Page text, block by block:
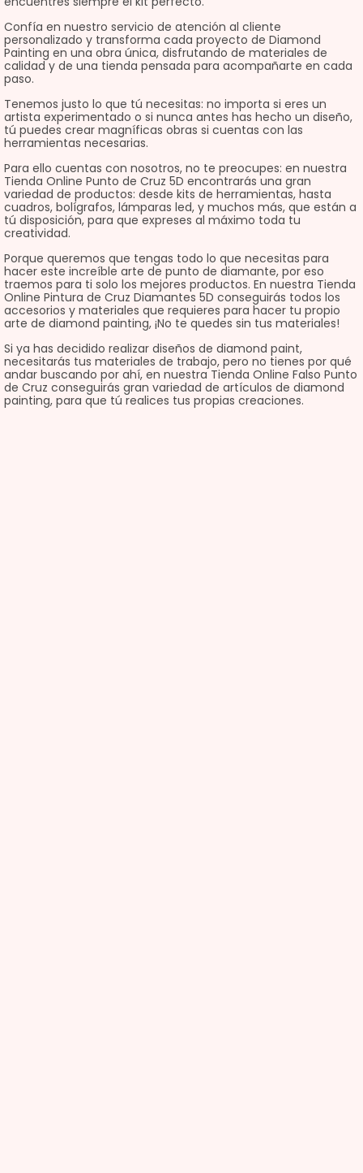
Confía en nuestro servicio de atención al cliente
personalizado y transforma cada proyecto de Diamond
Painting en una obra única, disfrutando de materiales de
calidad y de una tienda pensada para acompañarte en cada
paso.
Tenemos justo lo que tú necesitas: no importa si eres un
artista experimentado o si nunca antes has hecho un diseño,
tú puedes crear magníficas obras si cuentas con las
herramientas necesarias.
Para ello cuentas con nosotros, no te preocupes: en nuestra
Tienda Online Punto de Cruz 5D encontrarás una gran
variedad de productos: desde kits de herramientas, hasta
cuadros, bolígrafos, lámparas led, y muchos más, que están a
tú disposición, para que expreses al máximo toda tu
creatividad.
Porque queremos que tengas todo lo que necesitas para
hacer este increíble arte de punto de diamante, por eso
traemos para ti solo los mejores productos. En nuestra Tienda
Online Pintura de Cruz Diamantes 5D conseguirás todos los
accesorios y materiales que requieres para hacer tu propio
arte de diamond painting, ¡No te quedes sin tus materiales!
Si ya has decidido realizar diseños de diamond paint,
necesitarás tus materiales de trabajo, pero no tienes por qué
andar buscando por ahí, en nuestra Tienda Online Falso Punto
de Cruz conseguirás gran variedad de artículos de diamond
painting, para que tú realices tus propias creaciones.